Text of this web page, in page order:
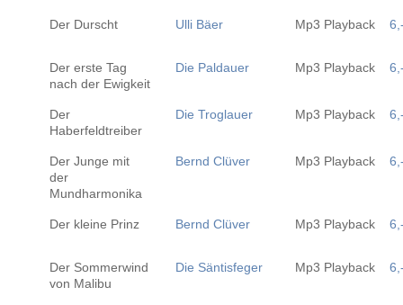
Der Durscht Ulli Bäer Mp3 Playback
Der erste Tag
nach der Ewigkeit
Die Paldauer Mp3 Playback
Der
Haberfeldtreiber
Die Troglauer Mp3 Playback
Der Junge mit
der
Mundharmonika
Bernd Clüver Mp3 Playback
Der kleine Prinz Bernd Clüver Mp3 Playback
Der Sommerwind
von Malibu
Die Säntisfeger Mp3 Playback